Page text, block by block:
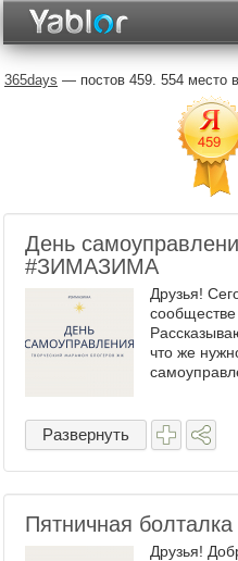
365days — постов 459. 554 место в
День
#ЗИМАЗИМА
Друзья!
что же
Развернуть
Пятничная
Друзья!